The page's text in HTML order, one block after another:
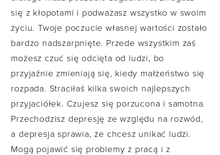
się z kłopotami i podważasz wszystko w swoim
życiu. Twoje poczucie własnej wartości zostało
bardzo nadszarpnięte. Przede wszystkim zaś
możesz czuć się odcięta od ludzi, bo
przyjaźnie zmieniają się, kiedy małżeństwo się
rozpada. Straciłaś kilka swoich najlepszych
przyjaciółek. Czujesz się porzucona i samotna.
Przechodzisz depresję ze względu na rozwód,
a depresja sprawia, że chcesz unikać ludzi.
Mogą pojawić się problemy z pracą i z